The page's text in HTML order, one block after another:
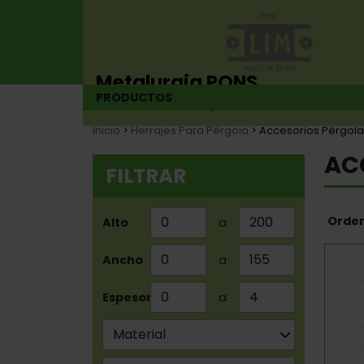
Metalurgia PONS
Fabricante de bisagras desde 1925
PRODUCTOS
Inicio>Herrajes Para Pérgola> Accesorios
FILTRAR
Alto a
Ancho a
Espesor a